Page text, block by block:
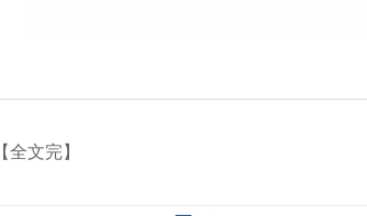
【全文完】